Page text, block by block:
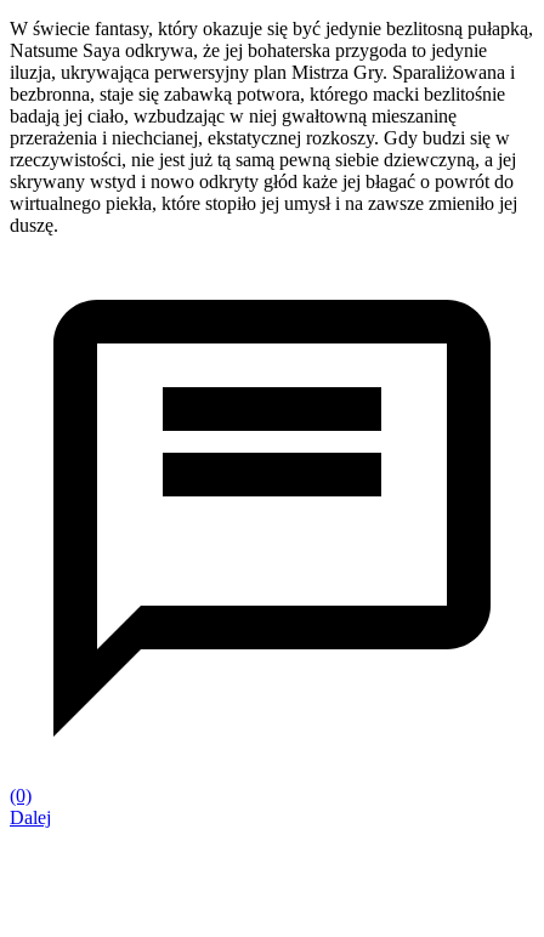
W świecie fantasy, który okazuje się być jedynie bezlitosną pułapką,
Natsume Saya odkrywa, że jej bohaterska przygoda to jedynie
iluzja, ukrywająca perwersyjny plan Mistrza Gry. Sparaliżowana i
bezbronna, staje się zabawką potwora, którego macki bezlitośnie
badają jej ciało, wzbudzając w niej gwałtowną mieszaninę
przerażenia i niechcianej, ekstatycznej rozkoszy. Gdy budzi się w
rzeczywistości, nie jest już tą samą pewną siebie dziewczyną, a jej
skrywany wstyd i nowo odkryty głód każe jej błagać o powrót do
wirtualnego piekła, które stopiło jej umysł i na zawsze zmieniło jej
duszę.
(0)
Dalej